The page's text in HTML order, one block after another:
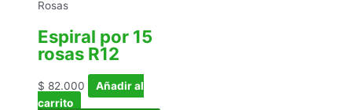
Rosas
Espiral por 15
rosas R12
$ 82.000
Añadir al
carrito